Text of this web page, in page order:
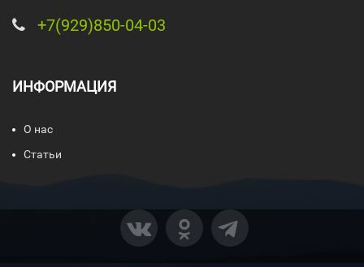
+7(929)850-04-03
ИНФОРМАЦИЯ
О нас
Статьи